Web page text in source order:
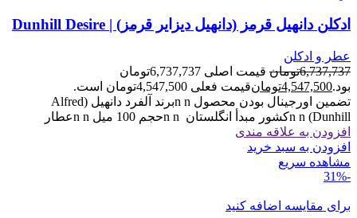
ادکلن دانهیل قرمز (دانهیل دیزایر قرمز) | Dunhill Desire
عطر و ادکلن
6,737,737تومان
قیمت اصلی 6,737,737تومان
بود.4,547,500تومانقیمت فعلی 4,547,500تومان است.
تضمین اورجینال بودن محصول n nبرند آلفرد دانهیل (Alfred
Dunhill) n nکشور مبدأ انگلستان n nحجم 100 میل n nعطار
افزودن به علاقه مندی
افزودن به سبد خرید
مشاهده سریع
-31%
برای مقایسه اضافه کنید